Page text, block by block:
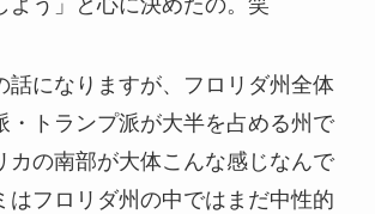
話になりますが、フロリダ州全体
・トランプ派が大半を占める州で
カの南部が大体こんな感じなんで
はフロリダ州の中ではまだ中性的